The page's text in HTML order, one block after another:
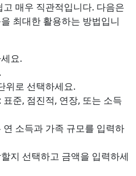
매우 직관적입니다. 다음은
최대한 활용하는 방법입니
요.
위로 선택하세요.
준, 점진적, 연장, 또는 소득
소득과 가족 규모를 입력하
지 선택하고 금액을 입력하세